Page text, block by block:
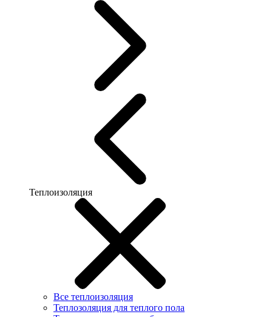
Теплоизоляция
Все теплоизоляция
Теплозоляция для теплого пола